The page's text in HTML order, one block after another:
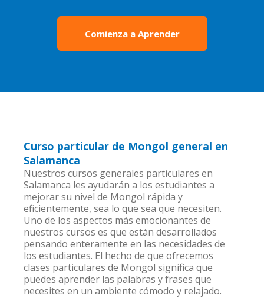
Comienza a Aprender
Curso particular de Mongol general en
Salamanca
Nuestros cursos generales particulares en
Salamanca les ayudarán a los estudiantes a
mejorar su nivel de Mongol rápida y
eficientemente, sea lo que sea que necesiten.
Uno de los aspectos más emocionantes de
nuestros cursos es que están desarrollados
pensando enteramente en las necesidades de
los estudiantes. El hecho de que ofrecemos
clases particulares de Mongol significa que
puedes aprender las palabras y frases que
necesites en un ambiente cómodo y relajado.